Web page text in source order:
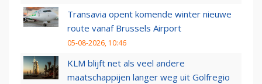
Transavia opent komende winter nieuwe
route vanaf Brussels Airport
05-08-2026, 10:46
KLM blijft net als veel andere
maatschappijen langer weg uit Golfregio